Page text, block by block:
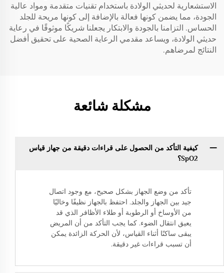
الاستشعارية لحديثي الولادة باستخدام تقنيات متقدمة ومواد عالية
الجودة، مما يضمن كونها فعالة بالإضافة إلى كونها مريحة للجلد
الحساس. التزامنا بالجودة والابتكار يجعلنا شريكًا موثوقًا في رعاية
حديثي الولادة، ويساعد مقدمي الرعاية الصحية على تحقيق أفضل
النتائج لمرضاهم.
مشكلة شائعة
كيفية التأكد من الحصول على قراءات دقيقة من جهاز قياس
SpO2؟
تأكد من وضع الجهاز بشكل صحيح، مع وجود اتصال
جيد بين الجهاز والجلد. احتفظ بالجهاز نظيفًا وخاليًا
من الأوساخ أو الرطوبة أو طلاء الأظافر الذي قد
يعيق انتقال الضوء. كما يجب التأكد من أن المريض
يبقى ساكنًا أثناء القياس، لأن الحركة الزائدة يمكن
أن تسبب قراءات غير دقيقة.